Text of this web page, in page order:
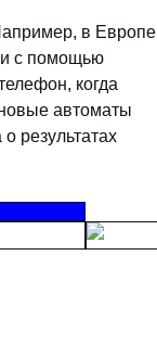
в Европе
с помощью
когда
автоматы
результатах